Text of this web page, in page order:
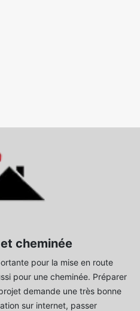
cheminée
pour la mise en route
pour une cheminée. Préparer
demande une très bonne
sur internet, passer